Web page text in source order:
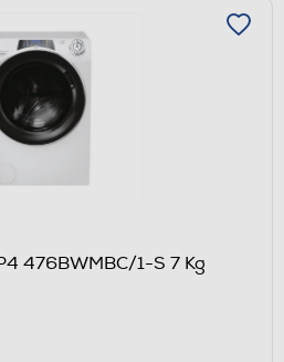
476BWMBC/1-S 7 Kg